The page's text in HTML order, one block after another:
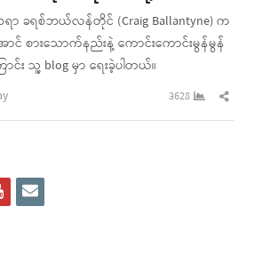
ာ ခရစ်ဘယ်လန်တိုင် (Craig Ballantyne) က
င် စားသောက်နည်းနဲ့ ကောင်းကောင်းမွန်မွန်
င်း သူ့ blog မှာ ရေးခဲ့ပါတယ်။
3628
y
e